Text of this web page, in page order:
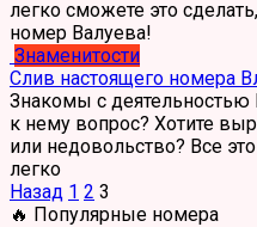
легко сможете это
номер Валуева!
Знаменитости
Слив настоящего номера
Знакомы с деятельностью
к нему вопрос? Хотите
или недовольство? Все
легко
Пагинация
записей
Назад 1 2 3
🔥 Популярные номера